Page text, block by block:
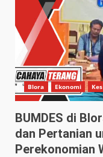
Blora Ekonomi
BUMDES di
dan Pertanian
Perekonomian